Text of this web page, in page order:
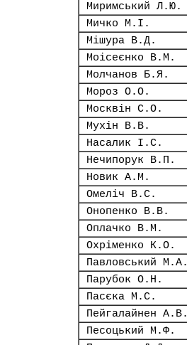
Миримський Л.Ю.
Мичко М.І.
Мішура В.Д.
Моісеєнко В.М.
Молчанов Б.Я.
Мороз О.О.
Москвін С.О.
Мухін В.В.
Насалик І.С.
Нечипорук В.П.
Новик А.М.
Омеліч В.С.
Онопенко В.В.
Оплачко В.М.
Охріменко К.О.
Павловський М.А.
Парубок О.Н.
Пасєка М.С.
Пейгалайнен А.В.
Песоцький М.Ф.